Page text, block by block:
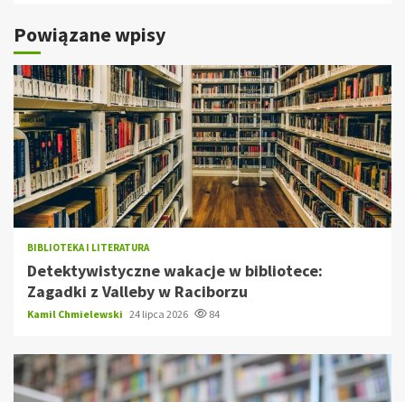
Powiązane wpisy
BIBLIOTEKA I LITERATURA
Detektywistyczne wakacje w bibliotece:
Zagadki z Valleby w Raciborzu
Kamil Chmielewski 24 lipca 2026 84